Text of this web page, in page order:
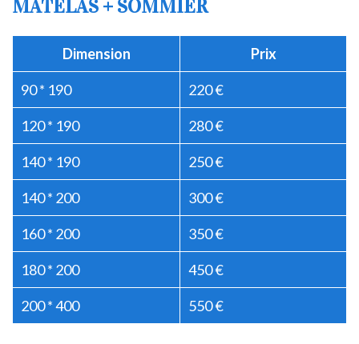
MATELAS + SOMMIER
Dimension Prix
90 * 190 220 €
120 * 190 280 €
140 * 190 250 €
140 * 200 300 €
160 * 200 350 €
180 * 200 450 €
200 * 400 550 €